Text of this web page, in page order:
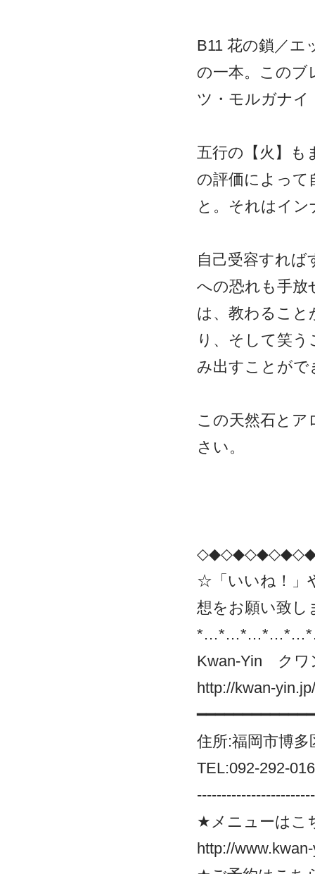
B11 花の鎖／エ
の一本。このブ
ツ・モルガナイ
五行の【火】も
の評価によって
と。それはイ
自己受容すれ
への恐れも手放
は、教わること
り、そして笑
み出すことが
この天然石と
さい。
☆「いいね！」
想をお願い致
Kwan-Yin クワ
http://kwan-yin.jp/
住所:福岡市博
TEL:092-292-
★メニューはこ
http://